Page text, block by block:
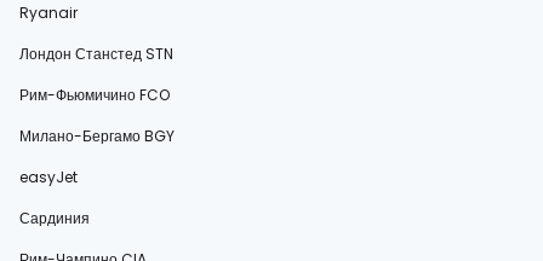
Ryanair
Лондон Станстед STN
Рим-Фьюмичино FCO
Милано-Бергамо BGY
easyJet
Сардиния